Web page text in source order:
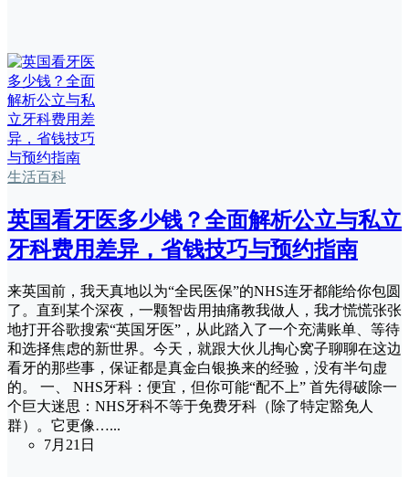
生活百科
英国看牙医多少钱？全面解析公立与私立
牙科费用差异，省钱技巧与预约指南
来英国前，我天真地以为“全民医保”的NHS连牙都能给你包圆
了。直到某个深夜，一颗智齿用抽痛教我做人，我才慌慌张张
地打开谷歌搜索“英国牙医”，从此踏入了一个充满账单、等待
和选择焦虑的新世界。今天，就跟大伙儿掏心窝子聊聊在这边
看牙的那些事，保证都是真金白银换来的经验，没有半句虚
的。 一、 NHS牙科：便宜，但你可能“配不上” 首先得破除一
个巨大迷思：NHS牙科不等于免费牙科（除了特定豁免人
群）。它更像…...
7月21日